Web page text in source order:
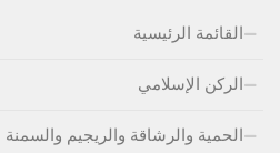
القائمة الرئيسية
الركن الإسلامي
الحمية والرشاقة والريجيم والسمنة